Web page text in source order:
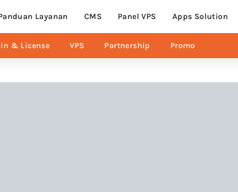
Layanan CMS Panel VPS Apps Solution
& License VPS Partnership Promo